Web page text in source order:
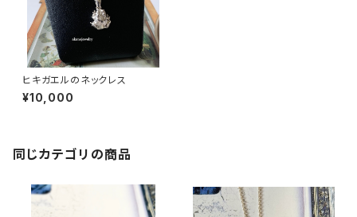
ヒキガエルのネックレス
¥10,000
同じカテゴリの商品